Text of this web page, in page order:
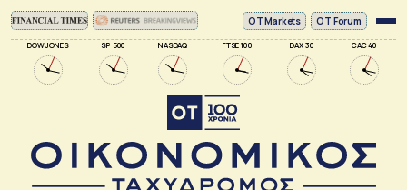
DOW JONES SP 500 NASDAQ FTSE 100 DAX 30 CAC 40
ΟΤ Markets OT Forum